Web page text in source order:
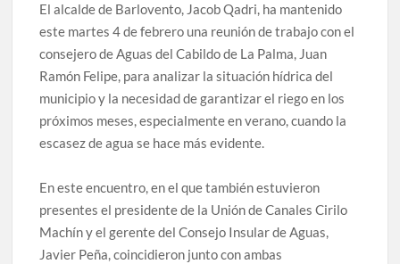
El alcalde de Barlovento, Jacob Qadri, ha mantenido
este martes 4 de febrero una reunión de trabajo con el
consejero de Aguas del Cabildo de La Palma, Juan
Ramón Felipe, para analizar la situación hídrica del
municipio y la necesidad de garantizar el riego en los
próximos meses, especialmente en verano, cuando la
escasez de agua se hace más evidente.
En este encuentro, en el que también estuvieron
presentes el presidente de la Unión de Canales Cirilo
Machín y el gerente del Consejo Insular de Aguas,
Javier Peña, coincidieron junto con ambas